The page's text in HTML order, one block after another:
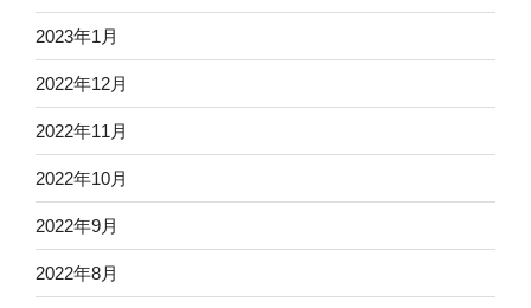
2023年1月
2022年12月
2022年11月
2022年10月
2022年9月
2022年8月